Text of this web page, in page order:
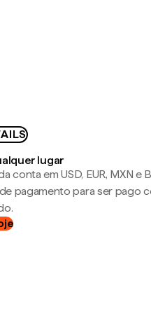
lugar
conta em USD, EUR, MXN e
pagamento para ser pago